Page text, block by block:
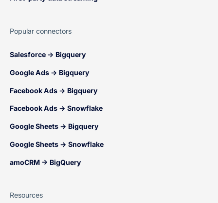
Popular connectors
Salesforce → Bigquery
Google Ads → Bigquery
Facebook Ads → Bigquery
Facebook Ads → Snowflake
Google Sheets → Bigquery
Google Sheets → Snowflake
amoCRM → BigQuery
Resources